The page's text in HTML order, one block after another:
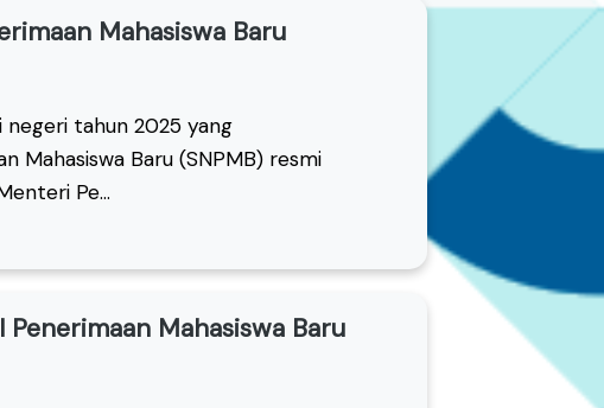
Mahasiswa Baru
negeri tahun 2025 yang
Mahasiswa Baru (SNPMB) resmi
Pe...
Mahasiswa Baru